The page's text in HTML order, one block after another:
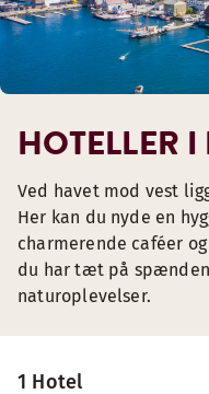
1 Hotel
HOTELLER
Ved havet mod vest
Her kan du nyde en
charmerende caféer
du har tæt på
naturoplevelser.